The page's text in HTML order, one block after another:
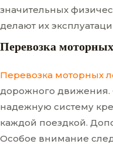
значительных
делают их
Перевозка
Перевозка моторных
дорожного движения.
надежную систему
каждой поездкой.
Особое внимание